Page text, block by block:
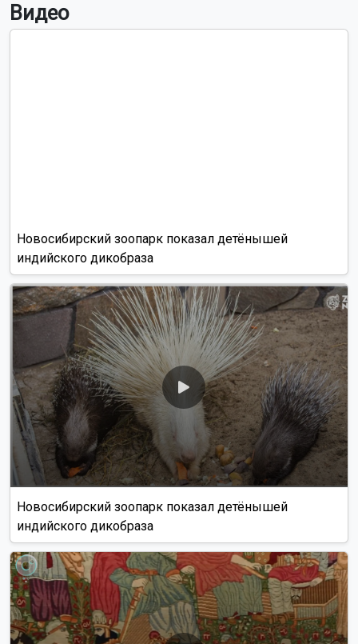
Видео
Новосибирский зоопарк показал детёнышей
индийского дикобраза
Новосибирский зоопарк показал детёнышей
индийского дикобраза